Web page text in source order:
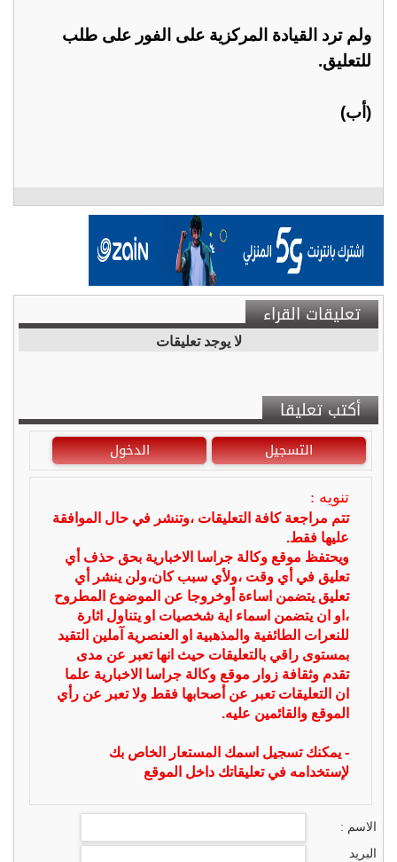
ولم ترد القيادة المركزية على الفور على طلب
للتعليق.
(أب)
تعليقات القراء
لا يوجد تعليقات
أكتب تعليقا
التسجيل الدخول
تنويه :
تتم مراجعة كافة التعليقات ،وتنشر في حال الموافقة
عليها فقط.
ويحتفظ موقع وكالة جراسا الاخبارية بحق حذف أي
تعليق في أي وقت ،ولأي سبب كان،ولن ينشر أي
تعليق يتضمن اساءة أوخروجا عن الموضوع المطروح
،او ان يتضمن اسماء اية شخصيات او يتناول اثارة
للنعرات الطائفية والمذهبية او العنصرية آملين التقيد
بمستوى راقي بالتعليقات حيث انها تعبر عن مدى
تقدم وثقافة زوار موقع وكالة جراسا الاخبارية علما
ان التعليقات تعبر عن أصحابها فقط ولا تعبر عن رأي
الموقع والقائمين عليه.
- يمكنك تسجيل اسمك المستعار الخاص بك
لإستخدامه في تعليقاتك داخل الموقع
الاسم :
البريد